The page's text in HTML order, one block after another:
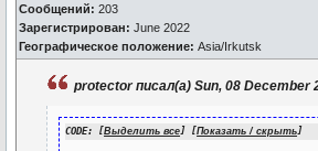
Сообщений: 203
Зарегистрирован: June 2022
Географическое положение: Asia/Irkutsk
protector писал(а) Sun, 08 December
CODE: [Выделить все] [Показать / скрыть]